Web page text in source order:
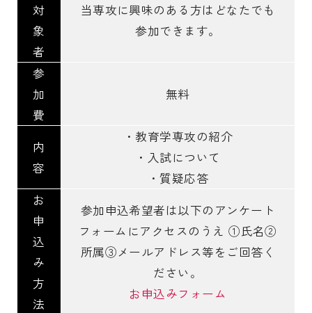
対
象
者
当専攻に興味のある方はどなたでも
参加できます。
参
加
費
無料
内
容
・教育学専攻の紹介
・入試について
・質疑応答
お
申
込
み
方
法
参加申込希望者は以下のアンケート
フォームにアクセスのうえ ①氏名②
所属③メールアドレス等をご回答く
ださい。
お申込みフォーム